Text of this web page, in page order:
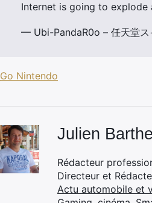
Internet is going to explode
— Ubi-PandaR0o – 任天堂ス
Go Nintendo
Julien
Rédacteur
Directeur et
Actu automobile et